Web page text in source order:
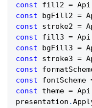
const fill2 = Api
const bgFill2 =
const stroke2 =
const fill3 = Api
const bgFill3 =
const stroke3 =
const
const fontScheme
const theme = Api
presentation .